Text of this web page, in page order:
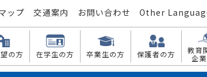
ップ 交通案内 お問い合わせ Other
の方 在学生の方 卒業生の方 保護者の方
教育
企